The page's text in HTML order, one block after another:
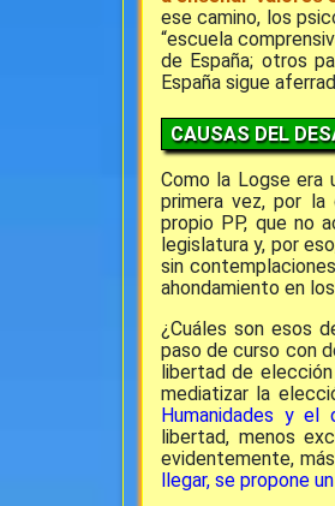
ese camino, los
“escuela
de España; otros
España sigue
CAUSAS DEL
Como la Logse era
primera vez, por la
propio PP, que no
legislatura y, por
sin
ahondamiento en
¿Cuáles son esos
paso de curso con
libertad de
mediatizar la
Humanidades y el
libertad, menos
evidentemente,
llegar, se propone